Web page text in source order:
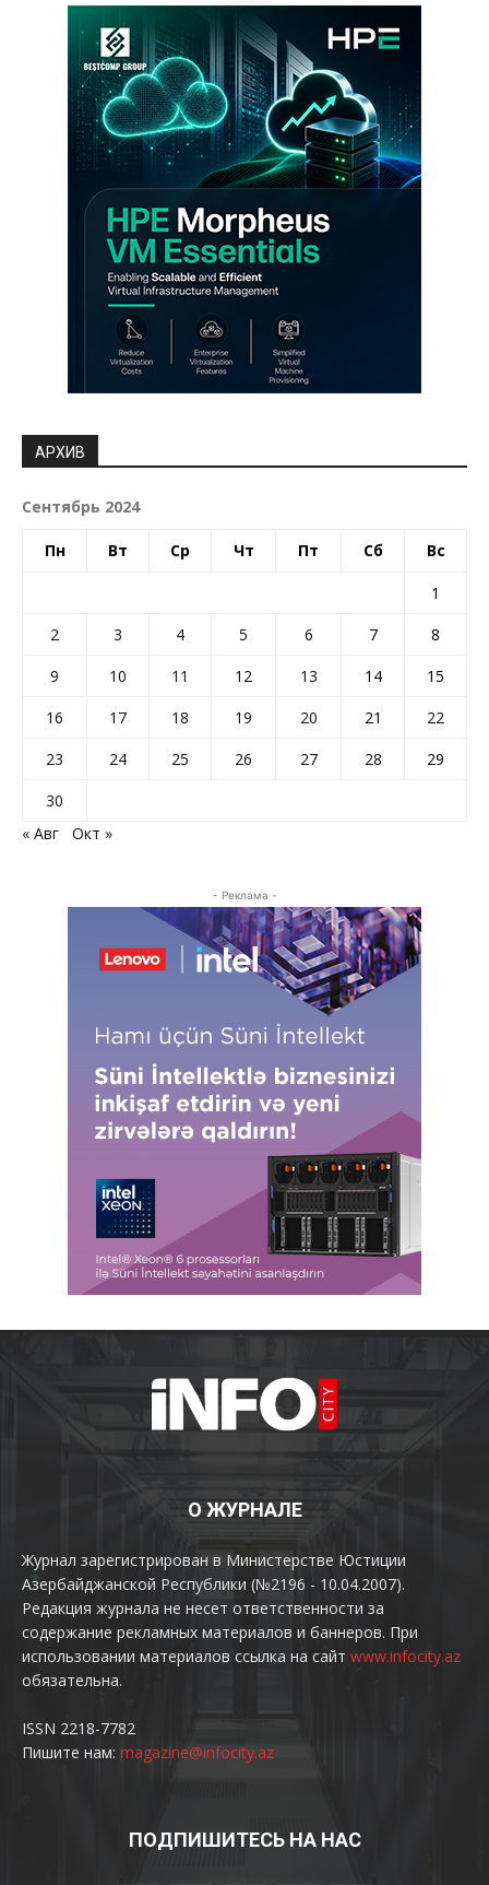
АРХИВ
Сентябрь 2024
Пн Вт Ср Чт Пт Сб Вс
1
2
3 4 5 6 7
8
9
10 11 12 13 14
15
16
17 18 19 20 21
22
23
24 25 26 27 28
29
30
« Авг
Окт »
- Реклама -
О ЖУРНАЛЕ
Журнал зарегистрирован в Министерстве Юстиции
Азербайджанской Республики (№2196 - 10.04.2007).
Редакция журнала не несет ответственности за
содержание рекламных материалов и баннеров. При
использовании материалов ссылка на сайт www.infocity.az
обязательна.
ISSN 2218-7782
Пишите нам: magazine@infocity.az
ПОДПИШИТЕСЬ НА НАС